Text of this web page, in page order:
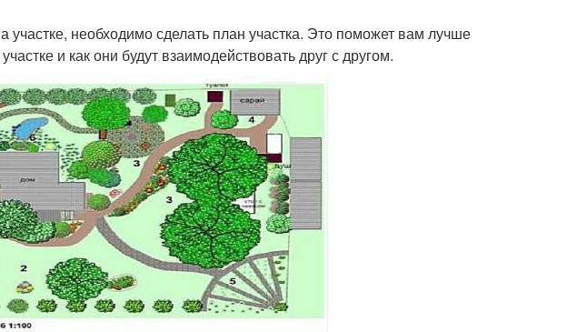
участке, необходимо сделать план участка. Это поможет вам лучше
и как они будут взаимодействовать друг с другом.